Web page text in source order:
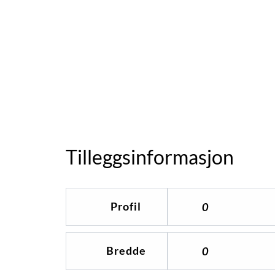
Tilleggsinformasjon
Profil 0
Bredde 0